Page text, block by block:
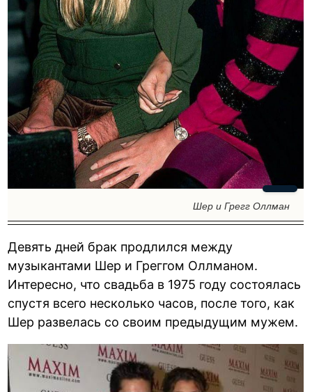
Шер и Грегг Оллман
Девять дней брак продлился между
музыкантами Шер и Греггом Оллманом.
Интересно, что свадьба в 1975 году состоялась
спустя всего несколько часов, после того, как
Шер развелась со своим предыдущим мужем.